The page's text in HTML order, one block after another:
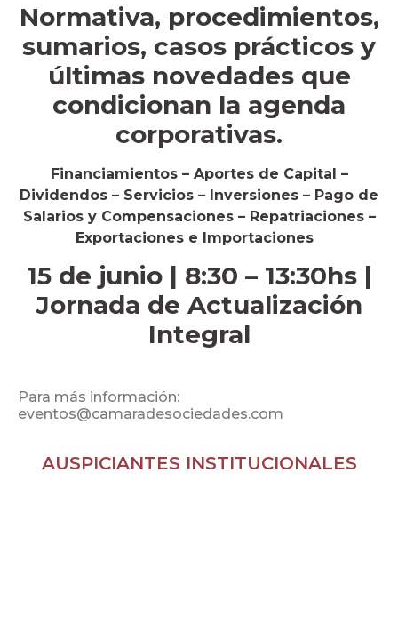
Normativa, procedimientos,
sumarios, casos prácticos y
últimas novedades que
condicionan la agenda
corporativas.
Financiamientos – Aportes de Capital –
Dividendos – Servicios – Inversiones – Pago de
Salarios y Compensaciones – Repatriaciones –
Exportaciones e Importaciones
15 de junio | 8:30 – 13:30hs |
Jornada de Actualización
Integral
Para más información:
eventos@camaradesociedades.com
AUSPICIANTES INSTITUCIONALES